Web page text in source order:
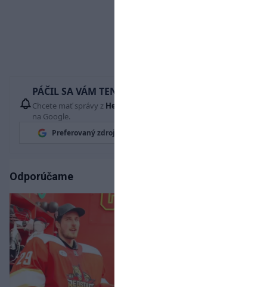
PÁČIL SA VÁM TENTO ČLÁNOK?
Chcete mať správy z Hetrik.sk
na Google.
Preferovaný zdroj
Odporúčame